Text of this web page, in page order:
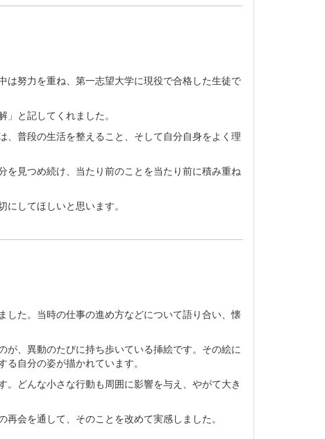
は努力を重ね、第一志望大学に現役で合格した生徒で
と記してくれました。
、普段の生活を整えること、そして自分自身をよく理
見つめ続け、当たり前のことを当たり前に積み重ね
してほしいと思います。
した。当時の仕事の進め方などについて語り合い、懐
、異動のたびに持ち歩いている挿絵です。その絵に
自分の姿が描かれています。
どんな小さな行動も周囲に影響を与え、やがて大き
会を通して、そのことを改めて実感しました。